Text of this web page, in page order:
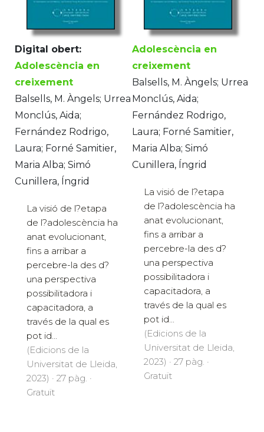
Digital obert:
Adolescència en
creixement
Balsells, M. Àngels; Urrea
Monclús, Aida;
Fernández Rodrigo,
Laura; Forné Samitier,
Maria Alba; Simó
Cunillera, Íngrid
La visió de l?etapa
de l?adolescència ha
anat evolucionant,
fins a arribar a
percebre-la des d?
una perspectiva
possibilitadora i
capacitadora, a
través de la qual es
pot id...
(Edicions de la
Universitat de Lleida,
2023) · 27 pàg. ·
Gratuït
Adolescència en
creixement
Balsells, M. Àngels; Urrea
Monclús, Aida;
Fernández Rodrigo,
Laura; Forné Samitier,
Maria Alba; Simó
Cunillera, Íngrid
La visió de l?etapa
de l?adolescència ha
anat evolucionant,
fins a arribar a
percebre-la des d?
una perspectiva
possibilitadora i
capacitadora, a
través de la qual es
pot id...
(Edicions de la
Universitat de Lleida,
2023) · 27 pàg. ·
Gratuït